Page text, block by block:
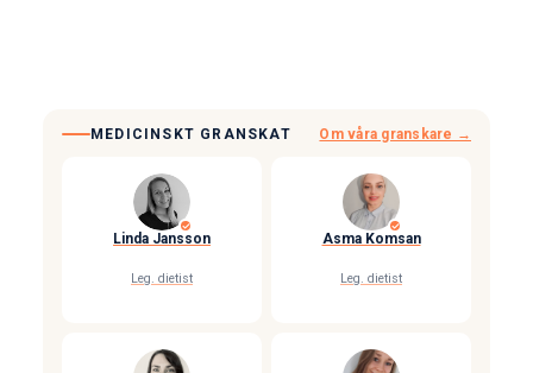
MEDICINSKT GRANSKAT Om våra granskare →
Linda Jansson
Leg. dietist
Asma Komsan
Leg. dietist